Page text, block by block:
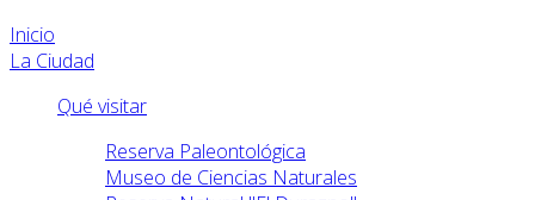
Inicio
La Ciudad
Qué visitar
Reserva Paleontológica
Museo de Ciencias Naturales